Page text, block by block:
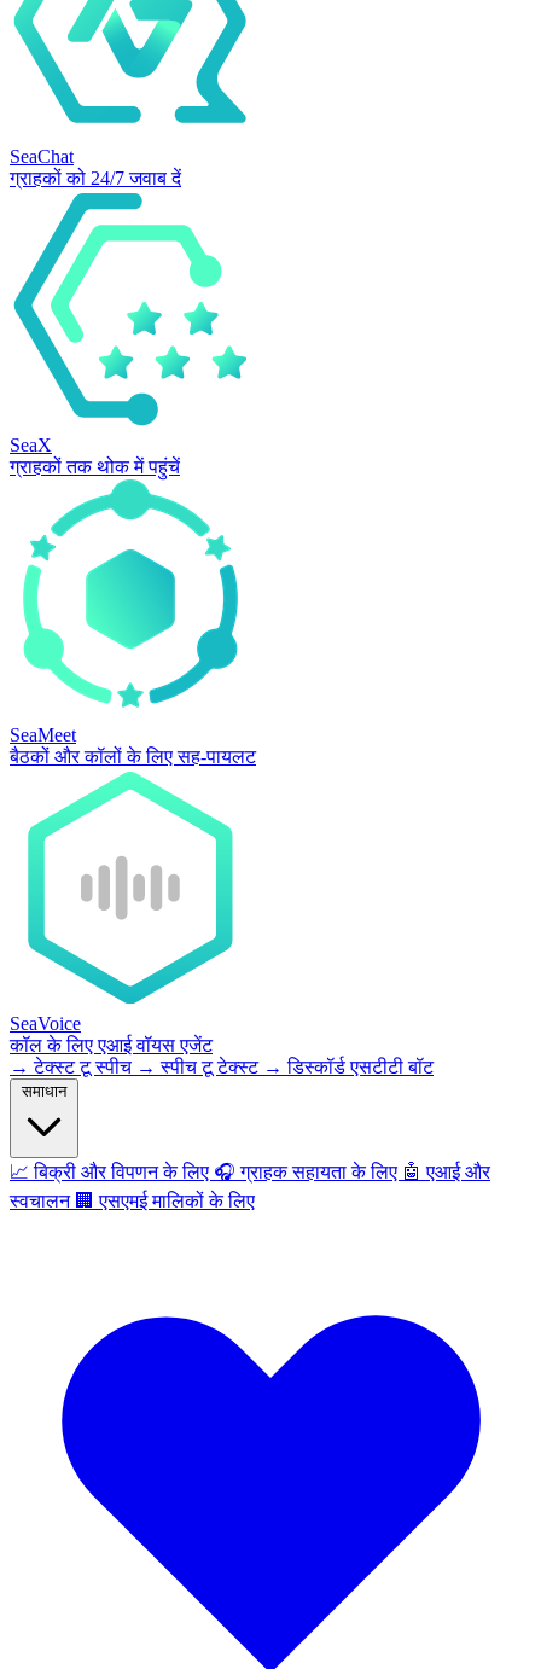
SeaChat
ग्राहकों को 24/7 जवाब दें
SeaX
ग्राहकों तक थोक में पहुंचें
SeaMeet
बैठकों और कॉलों के लिए सह-पायलट
SeaVoice
कॉल के लिए एआई वॉयस एजेंट
→ टेक्स्ट टू स्पीच → स्पीच टू टेक्स्ट → डिस्कॉर्ड एसटीटी बॉट
समाधान
📈 बिक्री और विपणन के लिए 🎧 ग्राहक सहायता के लिए 🤖 एआई और
स्वचालन 🏢 एसएमई मालिकों के लिए